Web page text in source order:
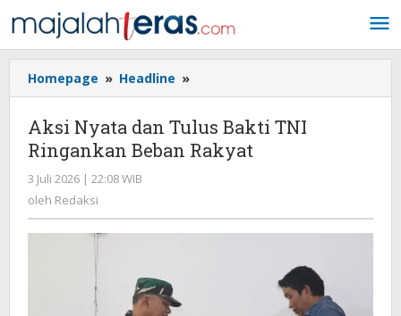
ke
konten
Homepage » Headline »
Nyata
dan
Tulus
Bakti
Aksi Nyata dan Tulus Bakti TNI
Ringankan Beban Rakyat
3 Juli 2026 | 22:08 WIB
oleh Redaksi